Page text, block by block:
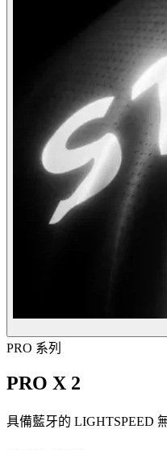
PRO 系列
PRO X 2
具備藍牙的 LIGHTSPEED